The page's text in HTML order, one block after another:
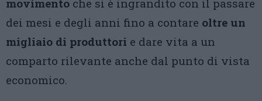
movimento che si è ingrandito con il passare
dei mesi e degli anni fino a contare oltre un
migliaio di produttori e dare vita a un
comparto rilevante anche dal punto di vista
economico.